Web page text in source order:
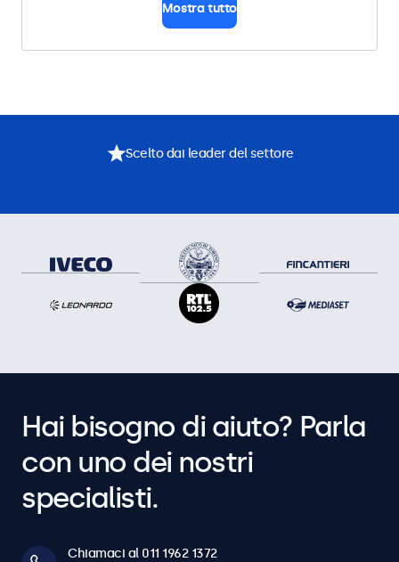
Mostra tutto
Scelto dai leader del settore
Hai bisogno di aiuto? Parla
con uno dei nostri
specialisti.
Chiamaci al 011 1962 1372